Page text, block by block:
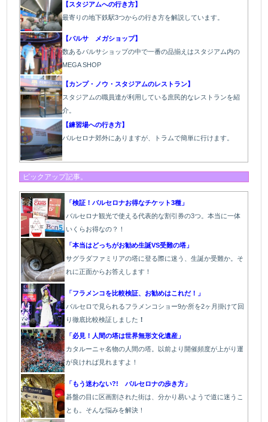
【スタジアムへの行き方】
最寄りの地下鉄駅3つからの行き方を解説しています。
【バルサ メガショップ】
数あるバルサショップの中で一番の品揃えはスタジアム内の
MEGA SHOP
【カンプ・ノウ・スタジアムのレストラン】
スタジアムの職員達が利用している庶民的なレストランを紹
介。
【練習場への行き方】
バルセロナ郊外にありますが、トラムで簡単に行けます。
ピックアップ記事。
「検証！バルセロナお得なチケット3種」
バルセロナ観光で使える代表的な割引券の3つ。本当に一体
いくらお得なの？！
「本当はどっちがお勧め生誕VS受難の塔」
サグラダファミリアの塔に登る際に迷う、生誕か受難か。そ
れに正面からお答えします！
「フラメンコを比較検証、お勧めはこれだ！」
バルセロで見られるフラメンコショー9か所を2ヶ月掛けて回
り徹底比較検証しました ！
「必見！人間の塔は世界無形文化遺産」
カタルーニャ名物の人間の塔。以前より開催頻度が上がり運
が良ければ見れますよ！
「もう迷わない?! バルセロナの歩き方」
碁盤の目に区画割された街は、分かり易いようで道に迷うこ
とも。そんな悩みを解決！